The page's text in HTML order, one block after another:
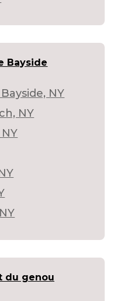
Bayside
NY
NY
du genou